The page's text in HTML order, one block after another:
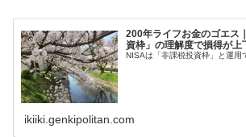
200年ライフお金のゴエス
資枠」の理解度で損得が上
NISAは「非課税投資枠」と運用
ikiiki.genkipolitan.com